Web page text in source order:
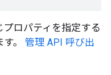
ロパティを指定する
。 管理 API 呼び出